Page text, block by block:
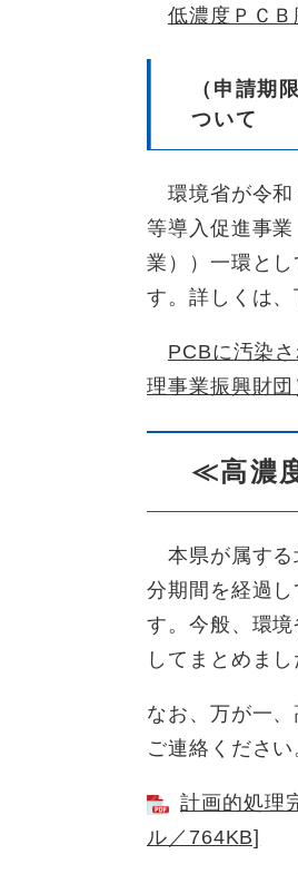
低濃度ＰＣ
（申請期
ついて
環境省が令和
等導入促進事
業））一環と
す。詳しくは、
PCBに汚染
理事業振興財団
≪高濃
本県が属する
分期間を経過
す。今般、環
してまとめま
なお、万が一
ご連絡ください
計画的処理
ル／764KB]